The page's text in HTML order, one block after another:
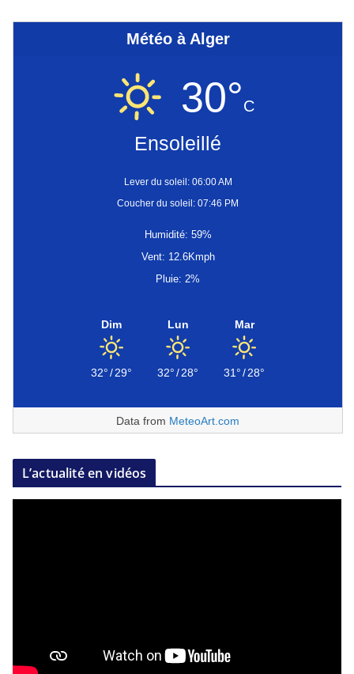
Météo à Alger
30°C
Ensoleillé
Lever du soleil: 06:00 AM
Coucher du soleil: 07:46 PM
Humidité: 59%
Vent: 12.6Kmph
Pluie: 2%
Dim
32°/29°
Lun
32°/28°
Mar
31°/28°
Data from MeteoArt.com
L’actualité en vidéos